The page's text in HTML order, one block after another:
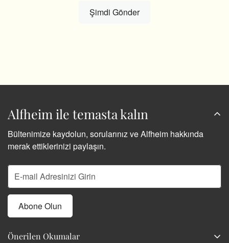
Alfheim ile temasta kalın
Bültenimize kaydolun, sorularınız ve Alfheim hakkında
merak ettiklerinizi paylaşın.
Abone Olun
Önerilen Okumalar